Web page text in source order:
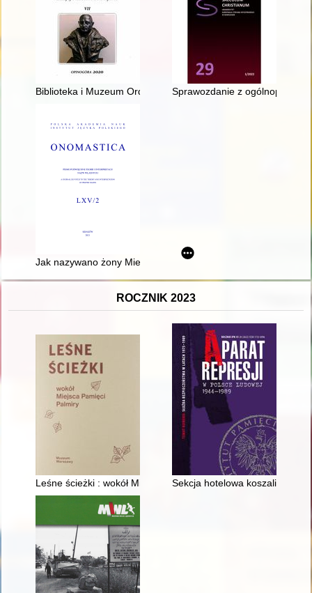
Biblioteka i Muzeum Ordynacji Krasińskich w Warszawie
Sprawozdanie z ogólnopolskiej
Jak nazywano żony Mieszka I : z antroponimii literackiej
ROCZNIK 2023
Leśne ścieżki : wokół Miejsca Pamięci PalmirySekcja hotelowa koszalińskiej